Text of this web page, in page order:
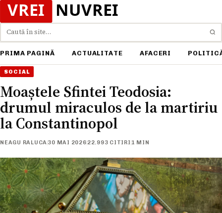
Caută
PRIMA PAGINĂ ACTUALITATE AFACERI
SOCIAL
Moaștele Sfintei Teodosia:
drumul miraculos de la martiriu
la Constantinopol
NEAGU RALUCA 30 MAI 2026 22.993 CITIRI 1 MIN